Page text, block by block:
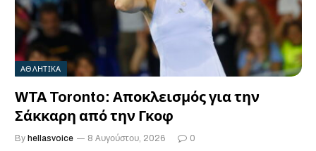
ΑΘΛΗΤΙΚΑ
WTA Toronto: Αποκλεισμός για την
Σάκκαρη από την Γκοφ
By hellasvoice 8 Αυγούστου, 2026 0